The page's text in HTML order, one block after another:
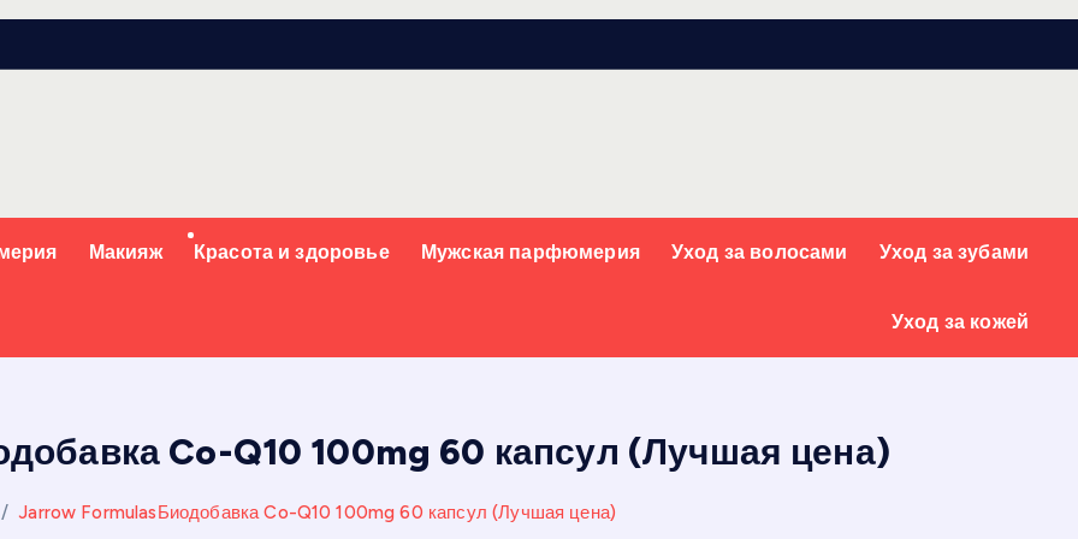
Макияж Красота и здоровье Мужская парфюмерия Уход за волосами Уход за зубами
Уход за кожей
Co-Q10 100mg 60 капсул (Лучшая цена)
Jarrow FormulasБиодобавка Co-Q10 100mg 60 капсул (Лучшая цена)